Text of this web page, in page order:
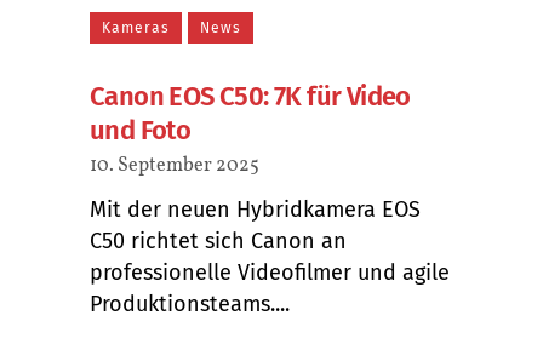
Kameras News
Canon EOS C50: 7K für Video
und Foto
10. September 2025
Mit der neuen Hybridkamera EOS
C50 richtet sich Canon an
professionelle Videofilmer und agile
Produktionsteams....